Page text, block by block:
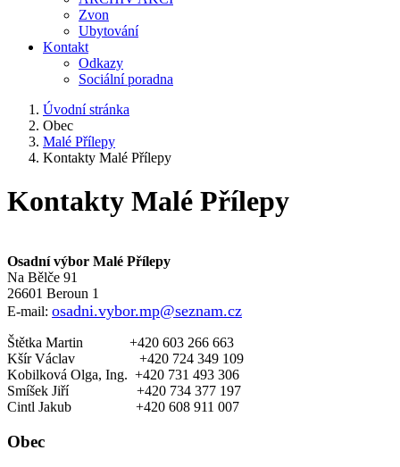
Zvon
Ubytování
Kontakt
Odkazy
Sociální poradna
Úvodní stránka
Obec
Malé Přílepy
Kontakty Malé Přílepy
Kontakty Malé Přílepy
Osadní výbor Malé Přílepy
Na Bělče 91
26601 Beroun 1
E-mail: osadni.vybor.mp@seznam.cz
Štětka Martin +420 603 266 663
Kšír Václav +420 724 349 109
Kobilková Olga, Ing. +420 731 493 306
Smíšek Jiří +420 734 377 197
Cintl Jakub +420 608 911 007
Obec